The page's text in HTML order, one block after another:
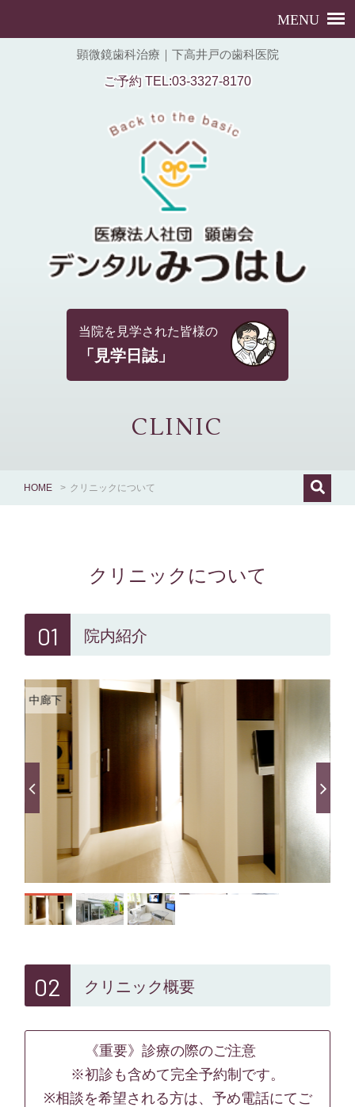
顕微鏡歯科治療｜下高井戸の歯科医院
ご予約 TEL:03-3327-8170
当院を見学された皆様の
「見学日誌」
CLINIC
HOME > クリニックについて
クリニックについて
01 院内紹介
中廊下
02 クリニック概要
《重要》診療の際のご注意
※初診も含めて完全予約制です。
※相談を希望される方は、予め電話にてご